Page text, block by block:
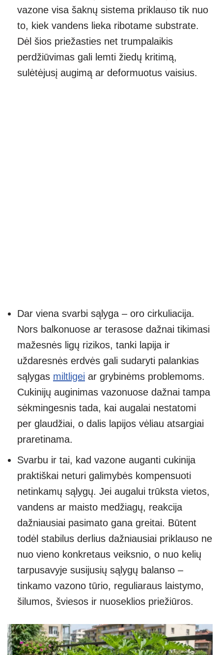
vazone visa šaknų sistema priklauso tik nuo
to, kiek vandens lieka ribotame substrate.
Dėl šios priežasties net trumpalaikis
perdžiūvimas gali lemti žiedų kritimą,
sulėtėjusį augimą ar deformuotus vaisius.
Dar viena svarbi sąlyga – oro cirkuliacija.
Nors balkonuose ar terasose dažnai tikimasi
mažesnės ligų rizikos, tanki lapija ir
uždaresnės erdvės gali sudaryti palankias
sąlygas miltligei ar grybinėms problemoms.
Cukinijų auginimas vazonuose dažnai tampa
sėkmingesnis tada, kai augalai nestatomi
per glaudžiai, o dalis lapijos vėliau atsargiai
praretinama.
Svarbu ir tai, kad vazone auganti cukinija
praktiškai neturi galimybės kompensuoti
netinkamų sąlygų. Jei augalui trūksta vietos,
vandens ar maisto medžiagų, reakcija
dažniausiai pasimato gana greitai. Būtent
todėl stabilus derlius dažniausiai priklauso ne
nuo vieno konkretaus veiksnio, o nuo kelių
tarpusavyje susijusių sąlygų balanso –
tinkamo vazono tūrio, reguliaraus laistymo,
šilumos, šviesos ir nuoseklios priežiūros.